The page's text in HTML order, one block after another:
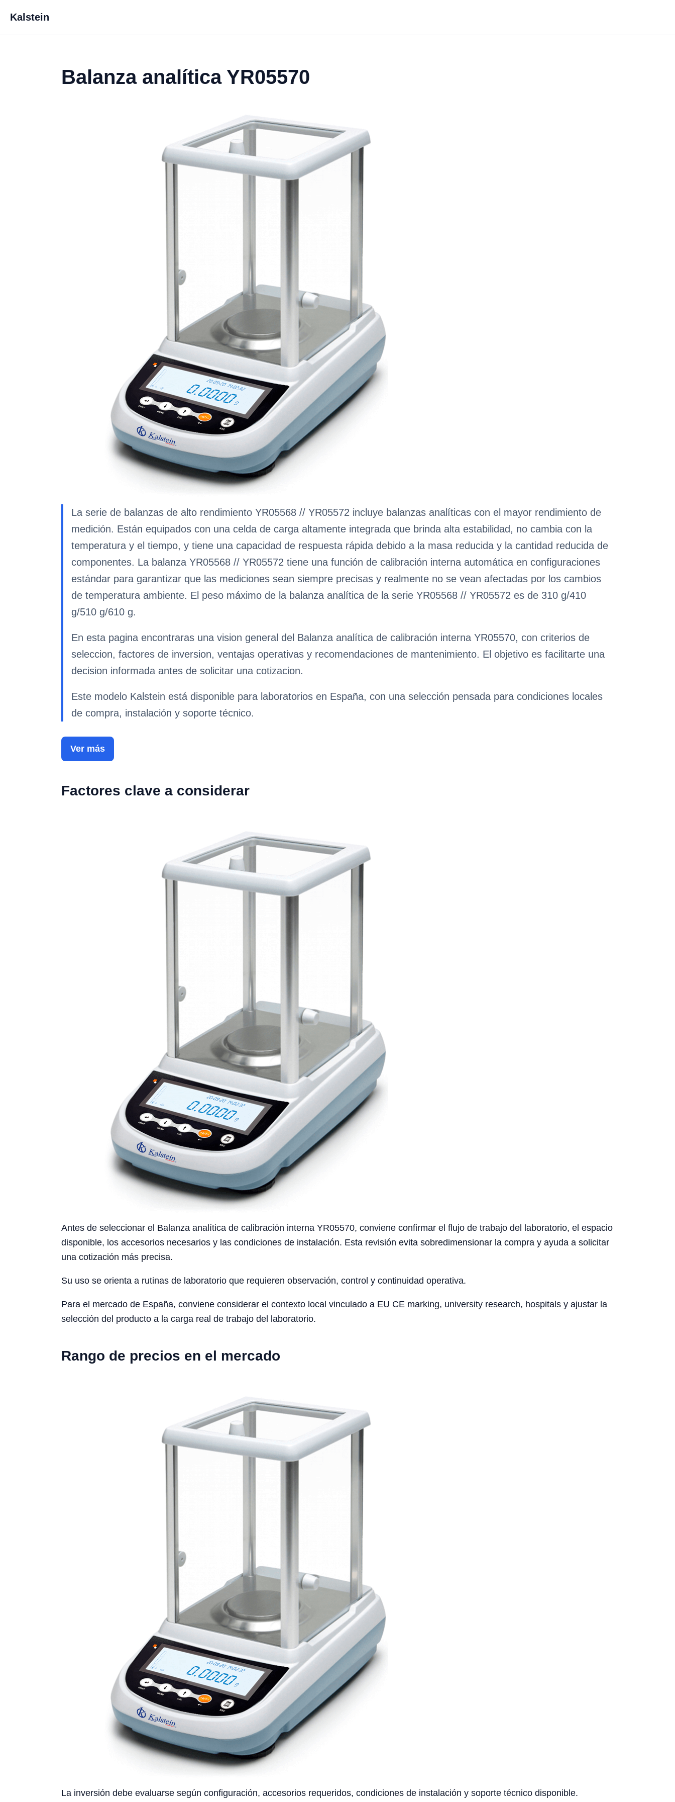
Kalstein
Balanza analítica YR05570
La serie de balanzas de alto rendimiento YR05568 // YR05572 incluye balanzas analíticas con el mayor rendimiento de
medición. Están equipados con una celda de carga altamente integrada que brinda alta estabilidad, no cambia con la
temperatura y el tiempo, y tiene una capacidad de respuesta rápida debido a la masa reducida y la cantidad reducida de
componentes. La balanza YR05568 // YR05572 tiene una función de calibración interna automática en configuraciones
estándar para garantizar que las mediciones sean siempre precisas y realmente no se vean afectadas por los cambios
de temperatura ambiente. El peso máximo de la balanza analítica de la serie YR05568 // YR05572 es de 310 g/410
g/510 g/610 g.
En esta pagina encontraras una vision general del Balanza analítica de calibración interna YR05570, con criterios de
seleccion, factores de inversion, ventajas operativas y recomendaciones de mantenimiento. El objetivo es facilitarte una
decision informada antes de solicitar una cotizacion.
Este modelo Kalstein está disponible para laboratorios en España, con una selección pensada para condiciones locales
de compra, instalación y soporte técnico.
Ver más
Factores clave a considerar
Antes de seleccionar el Balanza analítica de calibración interna YR05570, conviene confirmar el flujo de trabajo del laboratorio, el espacio
disponible, los accesorios necesarios y las condiciones de instalación. Esta revisión evita sobredimensionar la compra y ayuda a solicitar
una cotización más precisa.
Su uso se orienta a rutinas de laboratorio que requieren observación, control y continuidad operativa.
Para el mercado de España, conviene considerar el contexto local vinculado a EU CE marking, university research, hospitals y ajustar la
selección del producto a la carga real de trabajo del laboratorio.
Rango de precios en el mercado
La inversión debe evaluarse según configuración, accesorios requeridos, condiciones de instalación y soporte técnico disponible.